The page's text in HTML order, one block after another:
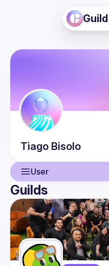
Guild
Tiago Bisolo
User
User
Events
Guilds
Guilds